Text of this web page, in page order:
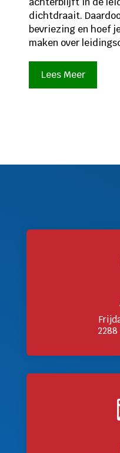
dichtdraait.
bevriezing en hoef
maken over
Lees Meer